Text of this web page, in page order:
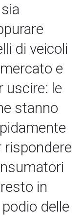
di veicoli
e
uscire: le
stanno
rispondere
in
delle